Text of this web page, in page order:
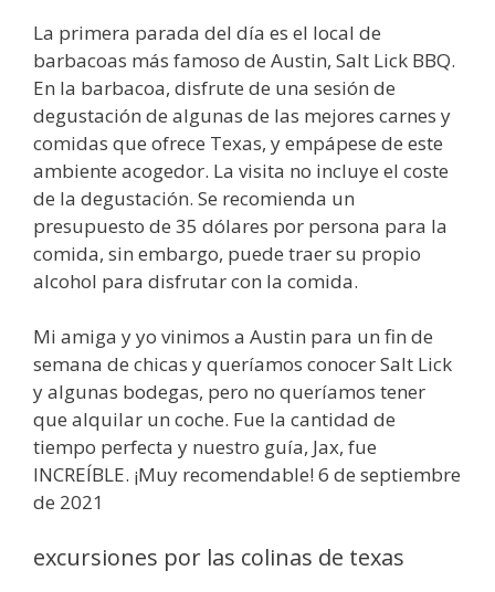
La primera parada del día es el local de
barbacoas más famoso de Austin, Salt Lick BBQ.
En la barbacoa, disfrute de una sesión de
degustación de algunas de las mejores carnes y
comidas que ofrece Texas, y empápese de este
ambiente acogedor. La visita no incluye el coste
de la degustación. Se recomienda un
presupuesto de 35 dólares por persona para la
comida, sin embargo, puede traer su propio
alcohol para disfrutar con la comida.
Mi amiga y yo vinimos a Austin para un fin de
semana de chicas y queríamos conocer Salt Lick
y algunas bodegas, pero no queríamos tener
que alquilar un coche. Fue la cantidad de
tiempo perfecta y nuestro guía, Jax, fue
INCREÍBLE. ¡Muy recomendable! 6 de septiembre
de 2021
excursiones por las colinas de texas